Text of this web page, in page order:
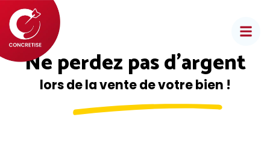
Aller
au
contenu
Ne perdez pas d’argent
lors de la vente de votre bien !